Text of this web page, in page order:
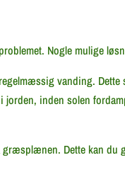
Nogle mulige
vanding.
inden solen
Dette kan du